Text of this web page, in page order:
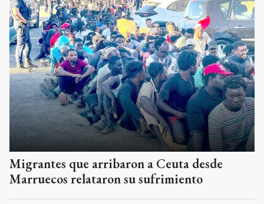
Migrantes que arribaron a Ceuta desde
Marruecos relataron su sufrimiento